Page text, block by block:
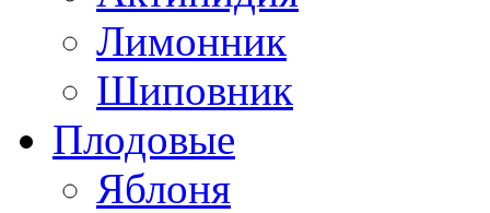
Лимонник
Шиповник
Плодовые
Яблоня